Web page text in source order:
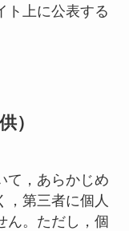
ト上に公表する
）
て，あらかじめ
，第三者に個人
ん。ただし，個